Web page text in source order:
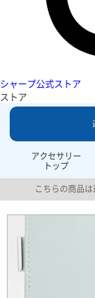
シャープ公式ストア
ストア
アクセサリー
トップ
こちらの商品